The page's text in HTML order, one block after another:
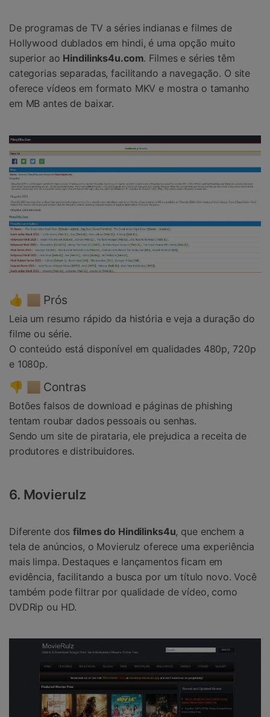
De programas de TV a séries indianas e filmes de
Hollywood dublados em hindi, é uma opção muito
superior ao Hindilinks4u.com. Filmes e séries têm
categorias separadas, facilitando a navegação. O site
oferece vídeos em formato MKV e mostra o tamanho
em MB antes de baixar.
👍 🏼 Prós
Leia um resumo rápido da história e veja a duração do
filme ou série.
O conteúdo está disponível em qualidades 480p, 720p
e 1080p.
👎 🏼 Contras
Botões falsos de download e páginas de phishing
tentam roubar dados pessoais ou senhas.
Sendo um site de pirataria, ele prejudica a receita de
produtores e distribuidores.
6. Movierulz
Diferente dosfilmes do Hindilinks4u, que enchem a
tela de anúncios, o Movierulz oferece uma experiência
mais limpa. Destaques e lançamentos ficam em
evidência, facilitando a busca por um título novo. Você
também pode filtrar por qualidade de vídeo, como
DVDRip ou HD.